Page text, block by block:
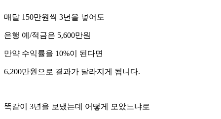
매달 150만원씩 3년을 넣어도
은행 예/적금은 5,600만원
만약 수익률을 10%이 된다면
6,200만원으로 결과가 달라지게 됩니다.
똑같이 3년을 보냈는데 어떻게 모았느냐로